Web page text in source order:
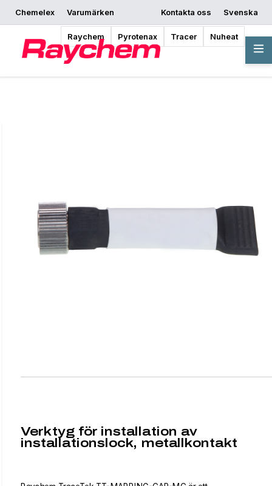
Chemelex Varumärken
Raychem Pyrotenax Tracer Nuheat
Kontakta oss
Svenska
Begär offert
Var kan man köpa Börja designa
Översikt
Verktyg för installation av
installationslock, metallkontakt